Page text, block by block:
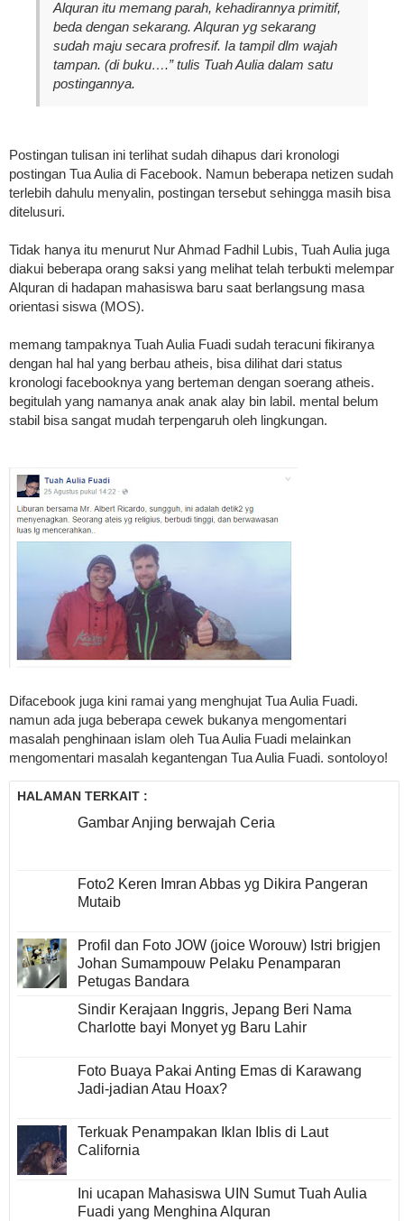
Alquran itu memang parah, kehadirannya primitif,
beda dengan sekarang. Alquran yg sekarang
sudah maju secara profresif. Ia tampil dlm wajah
tampan. (di buku….” tulis Tuah Aulia dalam satu
postingannya.
Postingan tulisan ini terlihat sudah dihapus dari kronologi
postingan Tua Aulia di Facebook. Namun beberapa netizen sudah
terlebih dahulu menyalin, postingan tersebut sehingga masih bisa
ditelusuri.
Tidak hanya itu menurut Nur Ahmad Fadhil Lubis, Tuah Aulia juga
diakui beberapa orang saksi yang melihat telah terbukti melempar
Alquran di hadapan mahasiswa baru saat berlangsung masa
orientasi siswa (MOS).
memang tampaknya Tuah Aulia Fuadi sudah teracuni fikiranya
dengan hal hal yang berbau atheis, bisa dilihat dari status
kronologi facebooknya yang berteman dengan soerang atheis.
begitulah yang namanya anak anak alay bin labil. mental belum
stabil bisa sangat mudah terpengaruh oleh lingkungan.
Difacebook juga kini ramai yang menghujat Tua Aulia Fuadi.
namun ada juga beberapa cewek bukanya mengomentari
masalah penghinaan islam oleh Tua Aulia Fuadi melainkan
mengomentari masalah kegantengan Tua Aulia Fuadi. sontoloyo!
HALAMAN TERKAIT :
Gambar Anjing berwajah Ceria
Foto2 Keren Imran Abbas yg Dikira Pangeran
Mutaib
Profil dan Foto JOW (joice Worouw) Istri brigjen
Johan Sumampouw Pelaku Penamparan
Petugas Bandara
Sindir Kerajaan Inggris, Jepang Beri Nama
Charlotte bayi Monyet yg Baru Lahir
Foto Buaya Pakai Anting Emas di Karawang
Jadi-jadian Atau Hoax?
Terkuak Penampakan Iklan Iblis di Laut
California
Ini ucapan Mahasiswa UIN Sumut Tuah Aulia
Fuadi yang Menghina Alquran